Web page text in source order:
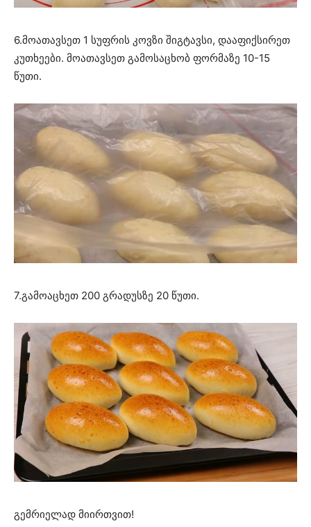
6.მოათავსეთ 1 სუფრის კოვზი შიგტავსი, დააფიქსირეთ
კუთხეები. მოათავსეთ გამოსაცხობ ფორმაზე 10-15
წუთი.
7.გამოაცხეთ 200 გრადუსზე 20 წუთი.
გემრიელად მიირთვით!